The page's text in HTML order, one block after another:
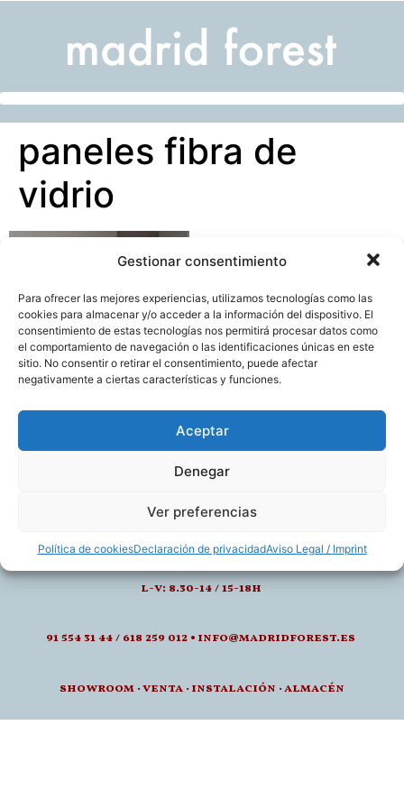
Gestionar consentimiento
Para ofrecer las mejores experiencias, utilizamos tecnologías como las
cookies para almacenar y/o acceder a la información del dispositivo. El
consentimiento de estas tecnologías nos permitirá procesar datos como
el comportamiento de navegación o las identificaciones únicas en este
sitio. No consentir o retirar el consentimiento, puede afectar
negativamente a ciertas características y funciones.
Aceptar
Denegar
Ver preferencias
Política de cookiesDeclaración de privacidadAviso Legal / Imprint
paneles fibra de
vidrio
l-v: 8.30-14 / 15-18h
91 554 31 44 / 618 259 012 • info@madridforest.es
showroom ·venta · instalación · almacén